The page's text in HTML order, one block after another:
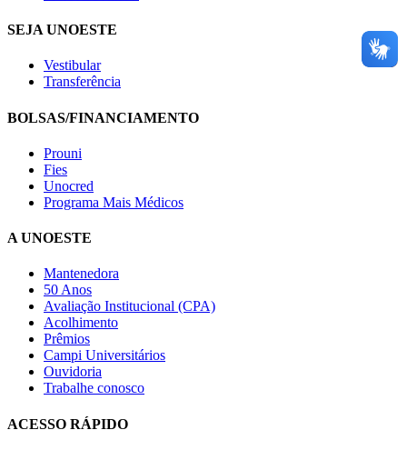
SEJA UNOESTE
Vestibular
Transferência
BOLSAS/FINANCIAMENTO
Prouni
Fies
Unocred
Programa Mais Médicos
A UNOESTE
Mantenedora
50 Anos
Avaliação Institucional (CPA)
Acolhimento
Prêmios
Campi Universitários
Ouvidoria
Trabalhe conosco
ACESSO RÁPIDO